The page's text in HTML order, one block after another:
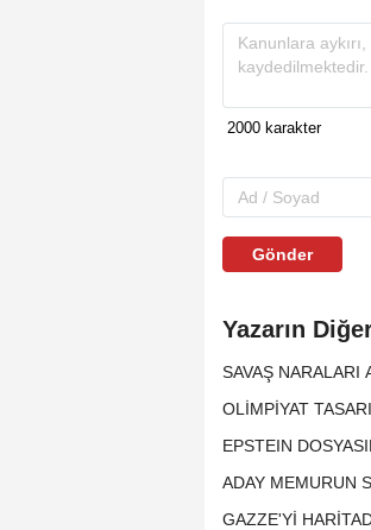
Gönder
Yazarın
SAVAŞ NARALARI
OLİMPİYAT
EPSTEIN
ADAY MEMURUN
GAZZE'Yİ